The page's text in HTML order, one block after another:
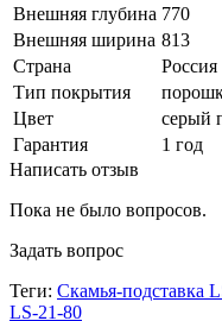
Внешняя глубина 770
Внешняя ширина 813
Страна
Россия
Тип покрытия
Цвет
серый
Гарантия
1 год
Написать отзыв
Пока не было вопросов.
Задать вопрос
Теги: Скамья-подставка
LS-21-80